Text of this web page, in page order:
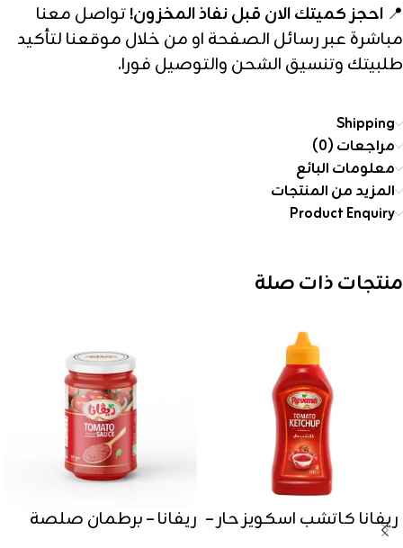
📍 احجز كميتك الان قبل نفاذ المخزون!تواصل معنا
مباشرة عبر رسائل الصفحة او من خلال موقعنا لتأكيد
طلبيتك وتنسيق الشحن والتوصيل فورا.
Shipping
مراجعات (0)
معلومات البائع
المزيد من المنتجات
Product Enquiry
منتجات ذات صلة
ريفانا كاتشب اسكويز حار –
350 جرام
ريفانا – برطمان صلصة